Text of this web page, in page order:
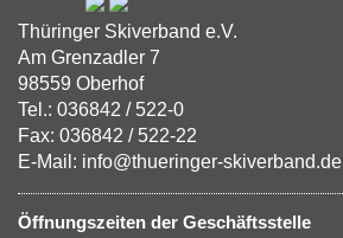
Thüringer Skiverband e.V.
Am Grenzadler 7
98559 Oberhof
Tel.: 036842 / 522-0
Fax: 036842 / 522-22
E-Mail: info@thueringer-skiverband.de
Öffnungszeiten der Geschäftsstelle